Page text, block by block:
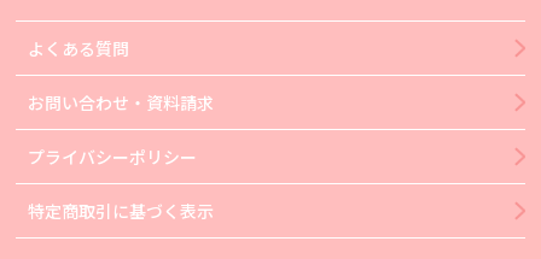
よくある質問
お問い合わせ・資料請求
プライバシーポリシー
特定商取引に基づく表示